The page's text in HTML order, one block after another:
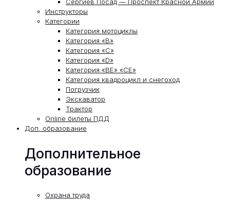
Сергиев Посад — Проспект Красной Армии
Инструкторы
Категории
Категория мотоциклы
Категория «В»
Категория «С»
Категория «D»
Категория «ВЕ» «СЕ»
Категория квадроцикл и снегоход
Погрузчик
Экскаватор
Трактор
Online билеты ПДД
Доп. образование
Дополнительное
образование
Охрана труда